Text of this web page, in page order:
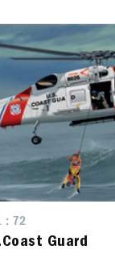
: 72
Guard